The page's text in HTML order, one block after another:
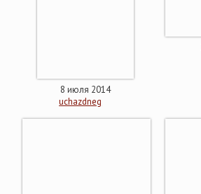
8 июля 2014
uchazdneg